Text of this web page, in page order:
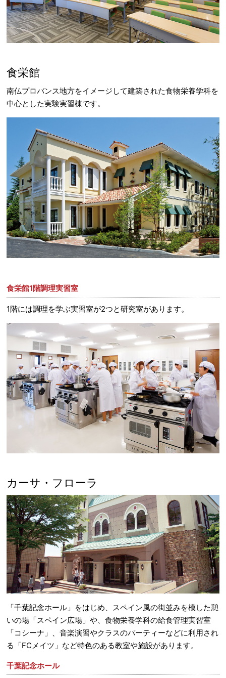
食栄館
南仏プロバンス地方をイメージして建築された食物栄養学科を
中心とした実験実習棟です。
食栄館1階調理実習室
1階には調理を学ぶ実習室が2つと研究室があります。
カーサ・フローラ
「千葉記念ホール」をはじめ、スペイン風の街並みを模した憩
いの場「スペイン広場」や、食物栄養学科の給食管理実習室
「コシーナ」、音楽演習やクラスのパーティーなどに利用され
る「FCメイツ」など特色のある教室や施設があります。
千葉記念ホール